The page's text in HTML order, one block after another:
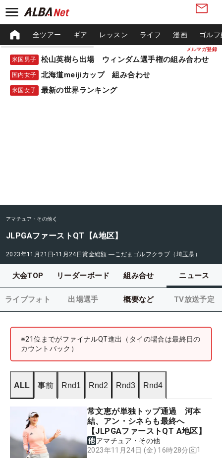
メルマガ登録
全ツアー ギア レッスン ライフ 漫画 ゴル
米国男子 松山英樹ら出場 ウィンダム選手権の組み合わせ
国内女子 北海道meijiカップ 組み合わせ
米国女子 最新の世界ランキング
アマチュア・その他
JLPGAファーストQT【A地区】
2023年11月21日-11月24日賞金総額 ―こだまゴルフクラブ（埼玉県）
大会TOP リーダーボード 組み合せ ニュース
ライブフォト 出場選手 概要など TV放送予定
※21位までがファイナルQT進出（タイの場合は最終日の
カウントバック）
ALL 事前 Rnd1 Rnd2 Rnd3 Rnd4
常文恵が単独トップ通過 河本
結、アン・シネらも最終へ
【JLPGAファーストQT A地区】
アマチュア・その他
2023年11月24日 (金) 16時28分
1